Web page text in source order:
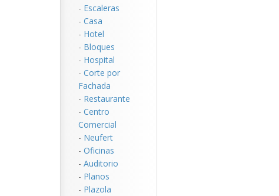
- Escaleras
- Casa
- Hotel
- Bloques
- Hospital
- Corte por
Fachada
- Restaurante
- Centro
Comercial
- Neufert
- Oficinas
- Auditorio
- Planos
- Plazola